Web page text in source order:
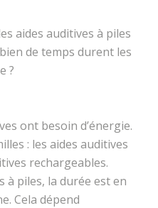
aides auditives à piles
de temps durent les
?
ont besoin d’énergie.
: les aides auditives
rechargeables.
à piles, la durée est en
Cela dépend